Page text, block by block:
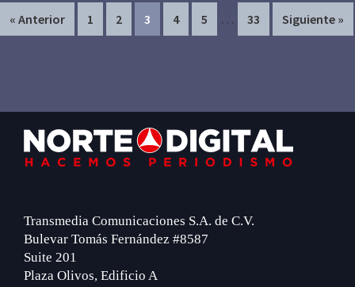
« Anterior Page
1 Page
2 Page
3 Page
4 Page
5
Interim
pages
… Page
33 Siguiente »
Sidebar
Footer
Transmedia Comunicaciones S.A. de C.V.
Bulevar Tomás Fernández #8587
Suite 201
Plaza Olivos, Edificio A